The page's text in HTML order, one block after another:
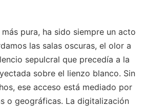
pura, ha sido siempre un acto
las salas oscuras, el olor a
sepulcral que precedía a la
sobre el lienzo blanco. Sin
ese acceso está mediado por
o geográficas. La digitalización